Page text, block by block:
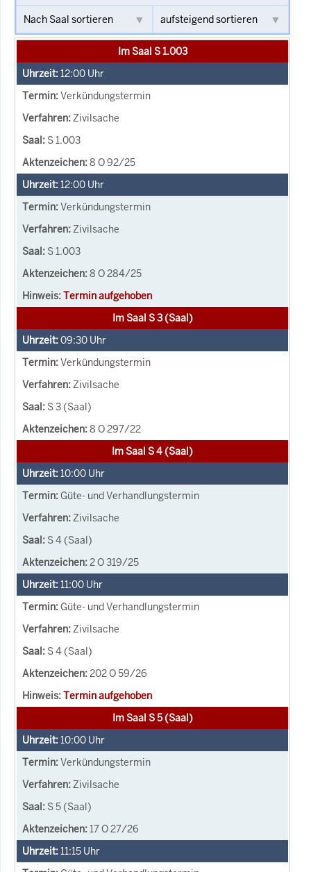
Im Saal S 1.003
12:00 Uhr
Verkündungstermin
Zivilsache
S 1.003
8 O 92/25
12:00 Uhr
Verkündungstermin
Zivilsache
S 1.003
8 O 284/25
Termin aufgehoben
Im Saal S 3 (Saal)
09:30 Uhr
Verkündungstermin
Zivilsache
S 3 (Saal)
8 O 297/22
Im Saal S 4 (Saal)
10:00 Uhr
Güte- und Verhandlungstermin
Zivilsache
S 4 (Saal)
2 O 319/25
11:00 Uhr
Güte- und Verhandlungstermin
Zivilsache
S 4 (Saal)
202 O 59/26
Termin aufgehoben
Im Saal S 5 (Saal)
10:00 Uhr
Verkündungstermin
Zivilsache
S 5 (Saal)
17 O 27/26
11:15 Uhr